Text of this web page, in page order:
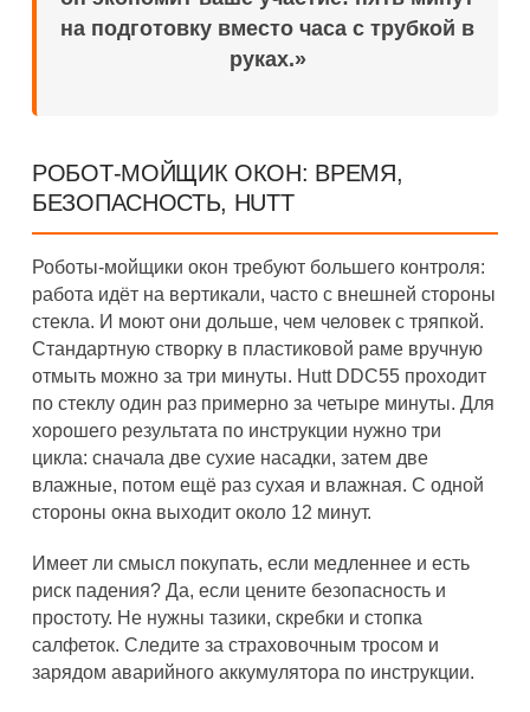
на подготовку вместо часа с трубкой в
руках.»
РОБОТ-МОЙЩИК ОКОН: ВРЕМЯ,
БЕЗОПАСНОСТЬ, HUTT
Роботы-мойщики окон требуют большего контроля:
работа идёт на вертикали, часто с внешней стороны
стекла. И моют они дольше, чем человек с тряпкой.
Стандартную створку в пластиковой раме вручную
отмыть можно за три минуты. Hutt DDC55 проходит
по стеклу один раз примерно за четыре минуты. Для
хорошего результата по инструкции нужно три
цикла: сначала две сухие насадки, затем две
влажные, потом ещё раз сухая и влажная. С одной
стороны окна выходит около 12 минут.
Имеет ли смысл покупать, если медленнее и есть
риск падения? Да, если цените безопасность и
простоту. Не нужны тазики, скребки и стопка
салфеток. Следите за страховочным тросом и
зарядом аварийного аккумулятора по инструкции.